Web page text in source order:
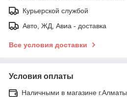
Курьерской службой
Авто, ЖД, Авиа - доставка
Все условия доставки
Условия оплаты
Наличными в магазине г.Алматы